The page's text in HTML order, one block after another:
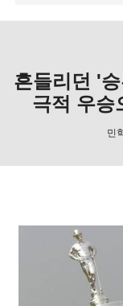
흔들리던 '
극적 우승
민